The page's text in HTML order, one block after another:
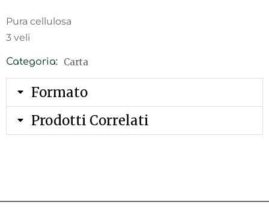
Pura cellulosa
3 veli
Categoria: Carta
Formato
Prodotti Correlati